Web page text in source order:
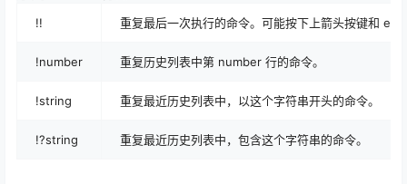
!! 重复最后一次执行的命令。可能按下上箭头按键和
!number 重复历史列表中第 number 行的命令。
!string 重复最近历史列表中，以这个字符串开头的命令。
!?string 重复最近历史列表中，包含这个字符串的命令。